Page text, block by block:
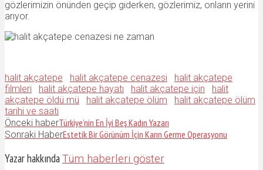
gözlerimizin önünden geçip giderken, gözlerimiz, onların yerini
arıyor.
halit akçatepe halit akçatepe cenazesi
halit akçatepe
filmleri
halit akçatepe hayatı halit akçatepe için
halit
akçatepe öldü mü
halit akçatepe ölüm
halit akçatepe ölüm
tarihi ve saati
Önceki haberTürkiye’nin En İyi Beş Kadın Yazarı
Sonraki HaberEstetik Bir Görünüm İçin Karın Germe Operasyonu
Yazar hakkındaTüm haberleri göster